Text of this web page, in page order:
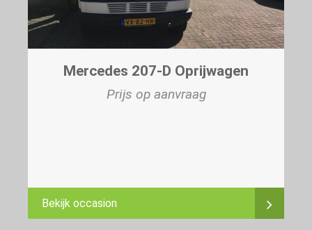
Mercedes 207-D Oprijwagen
Prijs op aanvraag
Bekijk occasion